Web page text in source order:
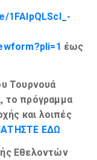
έως
Τουρνουά
το πρόγραμμα
και λοιπές
ΕΔΩ
Εθελοντών